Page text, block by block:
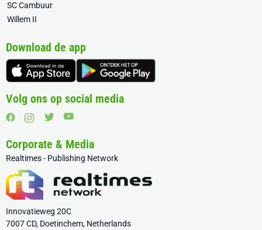
SC Cambuur
Willem II
Download de app
Volg ons op social media
Corporate & Media
Realtimes - Publishing Network
Innovatieweg 20C
7007 CD, Doetinchem, Netherlands